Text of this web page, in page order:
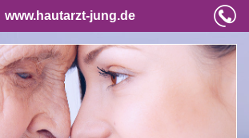
www.hautarzt-jung.de